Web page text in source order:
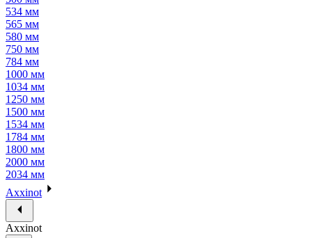
534 мм
565 мм
580 мм
750 мм
784 мм
1000 мм
1034 мм
1250 мм
1500 мм
1534 мм
1784 мм
1800 мм
2000 мм
2034 мм
Axxinot
Axxinot